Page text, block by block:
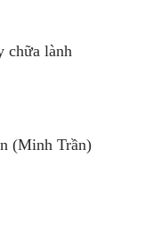
chữa lành
(Minh Trần)